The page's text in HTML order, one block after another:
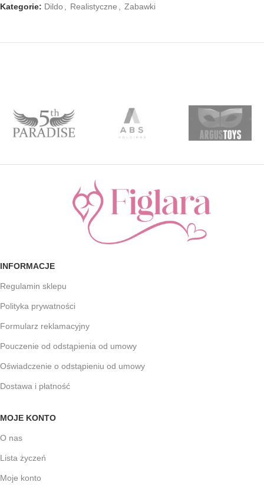
Kategorie: Dildo Realistyczne Zabawki
INFORMACJE
Regulamin sklepu
Polityka prywatności
Formularz reklamacyjny
Pouczenie od odstąpienia od umowy
Oświadczenie o odstąpieniu od umowy
Dostawa i płatność
MOJE KONTO
O nas
Lista życzeń
Moje konto